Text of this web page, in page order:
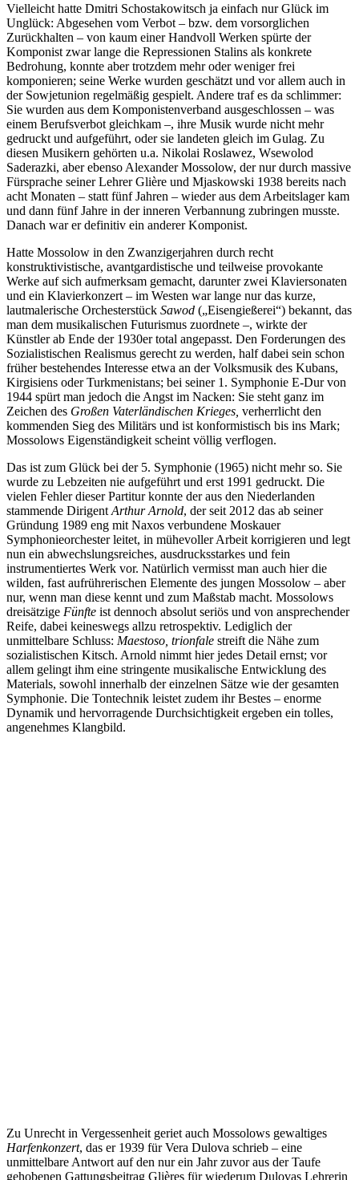
Vielleicht hatte Dmitri Schostakowitsch ja einfach nur Glück im
Unglück: Abgesehen vom Verbot – bzw. dem vorsorglichen
Zurückhalten – von kaum einer Handvoll Werken spürte der
Komponist zwar lange die Repressionen Stalins als konkrete
Bedrohung, konnte aber trotzdem mehr oder weniger frei
komponieren; seine Werke wurden geschätzt und vor allem auch in
der Sowjetunion regelmäßig gespielt. Andere traf es da schlimmer:
Sie wurden aus dem Komponistenverband ausgeschlossen – was
einem Berufsverbot gleichkam –, ihre Musik wurde nicht mehr
gedruckt und aufgeführt, oder sie landeten gleich im Gulag. Zu
diesen Musikern gehörten u.a. Nikolai Roslawez, Wsewolod
Saderazki, aber ebenso Alexander Mossolow, der nur durch massive
Fürsprache seiner Lehrer Glière und Mjaskowski 1938 bereits nach
acht Monaten – statt fünf Jahren – wieder aus dem Arbeitslager kam
und dann fünf Jahre in der inneren Verbannung zubringen musste.
Danach war er definitiv ein anderer Komponist.
Hatte Mossolow in den Zwanzigerjahren durch recht
konstruktivistische, avantgardistische und teilweise provokante
Werke auf sich aufmerksam gemacht, darunter zwei Klaviersonaten
und ein Klavierkonzert – im Westen war lange nur das kurze,
lautmalerische Orchesterstück Sawod („Eisengießerei“) bekannt, das
man dem musikalischen Futurismus zuordnete –, wirkte der
Künstler ab Ende der 1930er total angepasst. Den Forderungen des
Sozialistischen Realismus gerecht zu werden, half dabei sein schon
früher bestehendes Interesse etwa an der Volksmusik des Kubans,
Kirgisiens oder Turkmenistans; bei seiner 1. Symphonie E-Dur von
1944 spürt man jedoch die Angst im Nacken: Sie steht ganz im
Zeichen des Großen Vaterländischen Krieges, verherrlicht den
kommenden Sieg des Militärs und ist konformistisch bis ins Mark;
Mossolows Eigenständigkeit scheint völlig verflogen.
Das ist zum Glück bei der 5. Symphonie (1965) nicht mehr so. Sie
wurde zu Lebzeiten nie aufgeführt und erst 1991 gedruckt. Die
vielen Fehler dieser Partitur konnte der aus den Niederlanden
stammende Dirigent Arthur Arnold, der seit 2012 das ab seiner
Gründung 1989 eng mit Naxos verbundene Moskauer
Symphonieorchester leitet, in mühevoller Arbeit korrigieren und legt
nun ein abwechslungsreiches, ausdrucksstarkes und fein
instrumentiertes Werk vor. Natürlich vermisst man auch hier die
wilden, fast aufrührerischen Elemente des jungen Mossolow – aber
nur, wenn man diese kennt und zum Maßstab macht. Mossolows
dreisätzige Fünfte ist dennoch absolut seriös und von ansprechender
Reife, dabei keineswegs allzu retrospektiv. Lediglich der
unmittelbare Schluss: Maestoso, trionfale streift die Nähe zum
sozialistischen Kitsch. Arnold nimmt hier jedes Detail ernst; vor
allem gelingt ihm eine stringente musikalische Entwicklung des
Materials, sowohl innerhalb der einzelnen Sätze wie der gesamten
Symphonie. Die Tontechnik leistet zudem ihr Bestes – enorme
Dynamik und hervorragende Durchsichtigkeit ergeben ein tolles,
angenehmes Klangbild.
Zu Unrecht in Vergessenheit geriet auch Mossolows gewaltiges
Harfenkonzert, das er 1939 für Vera Dulova schrieb – eine
unmittelbare Antwort auf den nur ein Jahr zuvor aus der Taufe
gehobenen Gattungsbeitrag Glières für wiederum Dulovas Lehrerin